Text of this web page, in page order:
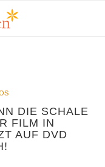
DIE SCHALE
FILM IN
AUF DVD